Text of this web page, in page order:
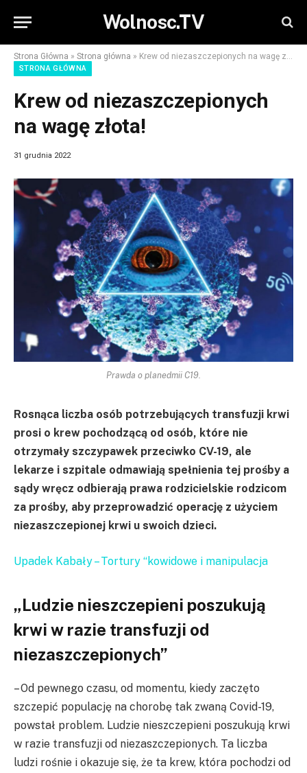
Wolnosc.TV
Strona Główna » Strona główna » Krew od niezaszczepionych na wagę złota!
STRONA GŁÓWNA
Krew od niezaszczepionych
na wagę złota!
31 grudnia 2022
Prawda o planedmii C19.
Rosnąca liczba osób potrzebujących transfuzji krwi
prosi o krew pochodzącą od osób, które nie
otrzymały szczypawek przeciwko CV-19, ale
lekarze i szpitale odmawiają spełnienia tej prośby a
sądy wręcz odbierają prawa rodzicielskie rodzicom
za prośby, aby przeprowadzić operację z użyciem
niezaszczepionej krwi u swoich dzieci.
Upadek Kabały – Tortury “kowidowe i manipulacja
„Ludzie nieszczepieni poszukują
krwi w razie transfuzji od
niezaszczepionych”
– Od pewnego czasu, od momentu, kiedy zaczęto
szczepić populację na chorobę tak zwaną Covid-19,
powstał problem. Ludzie nieszczepieni poszukują krwi
w razie transfuzji od niezaszczepionych. Ta liczba
ludzi rośnie i okazuje się, że ta krew, która pochodzi od